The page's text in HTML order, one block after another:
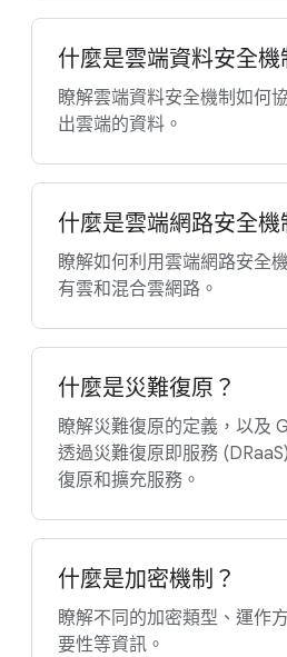
什麼是雲端資料安全機
瞭解雲端資料安全機制如何
出雲端的資料。
什麼是雲端網路安全機
瞭解如何利用雲端網路安全
有雲和混合雲網路。
什麼是災難復原？
瞭解災難復原的定義，以及
透過災難復原即服務
復原和擴充服務。
什麼是加密機制？
瞭解不同的加密類型、運作
要性等資訊。